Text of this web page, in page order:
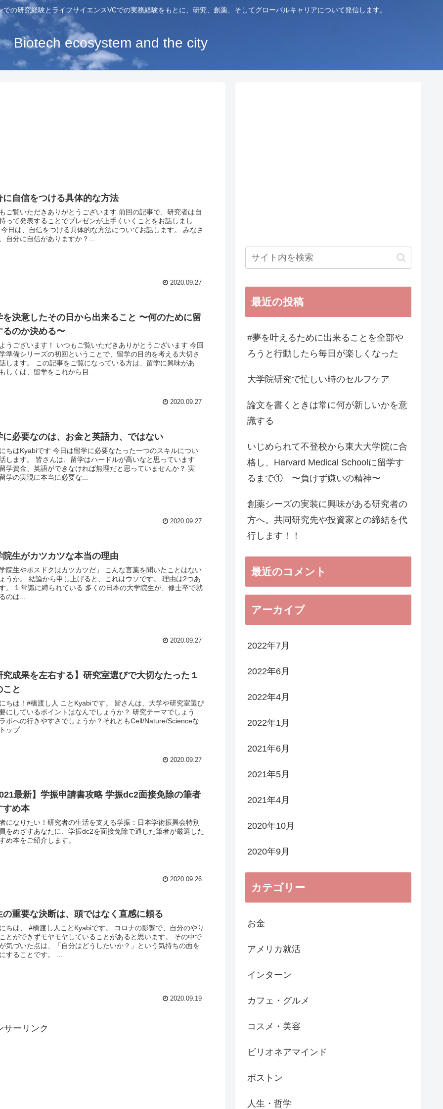
の研究経験とライフサイエンスVCでの実務経験をもとに、研究、創薬、そしてグローバルキャリアについて発信します。
Biotech ecosystem and the city
に自信をつける具体的な方法
ご覧いただきありがとうございます 前回の記事で、研究者は自
って発表することでプレゼンが上手くいくことをお話しまし
日は、自信をつける具体的な方法についてお話します。 みなさ
自分に自信がありますか？...
2020.09.27
を決意したその日から出来ること 〜何のために留
るのか決める〜
うございます！ いつもご覧いただきありがとうございます 今回
準備シリーズの初回ということで、留学の目的を考える大切さ
します。 この記事をご覧になっている方は、留学に興味があ
しくは、留学をこれから目...
2020.09.27
に必要なのは、お金と英語力、ではない
ちはKyabiです 今日は留学に必要なたった一つのスキルについ
します。 皆さんは、留学はハードルが高いなと思っています
学資金、英語ができなければ無理だと思っていませんか？ 実
学の実現に本当に必要な...
2020.09.27
院生がカツカツな本当の理由
院生やポスドクはカツカツだ」 こんな言葉を聞いたことはない
うか。 結論から申し上げると、これはウソです。 理由は2つあ
。 1.常識に縛られている 多くの日本の大学院生が、修士卒で就
のは...
2020.09.27
究成果を左右する】研究室選びで大切なたった１
こと
ちは！#橋渡し人 ことKyabiです。 皆さんは、大学や研究室選び
にしているポイントはなんでしょうか？ 研究テーマでしょう
ボへの行きやすさでしょうか？それともCell/Nature/Scienceな
ップ...
2020.09.27
最新】学振申請書攻略 学振dc2面接免除の筆者
すめ本
になりたい！研究者の生活を支える学振：日本学術振興会特別
をめざすあなたに、学振dc2を面接免除で通した筆者が厳選した
め本をご紹介します。
2020.09.26
の重要な決断は、頭ではなく直感に頼る
ちは、 #橋渡し人ことKyabiです。 コロナの影響で、自分のやり
とができずモヤモヤしていることがあると思います。 その中で
気づいた点は、「自分はどうしたいか？」という気持ちの面を
することです。 ...
2020.09.19
サーリンク
最近の投稿
#夢を叶えるために出来ることを全部や
ろうと行動したら毎日が楽しくなった
大学院研究で忙しい時のセルフケア
論文を書くときは常に何が新しいかを意
識する
いじめられて不登校から東大大学院に合
格し、Harvard Medical Schoolに留学す
るまで① 〜負けず嫌いの精神〜
創薬シーズの実装に興味がある研究者の
方へ。共同研究先や投資家との締結を代
行します！！
最近のコメント
アーカイブ
2022年7月
2022年6月
2022年4月
2022年1月
2021年6月
2021年5月
2021年4月
2020年10月
2020年9月
カテゴリー
お金
アメリカ就活
インターン
カフェ・グルメ
コスメ・美容
ビリオネアマインド
ボストン
人生・哲学